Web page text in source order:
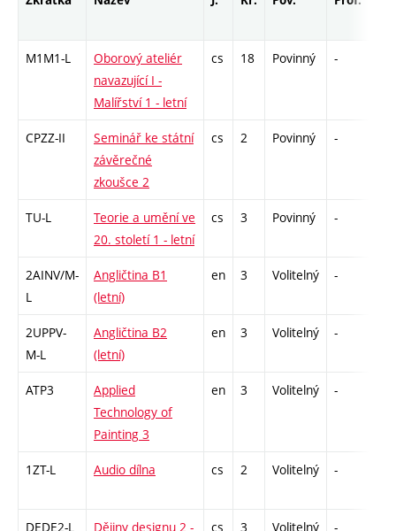
M1M1-L
Oborový ateliér
navazující I -
Malířství 1 - letní
cs 18 Povinný -
CPZZ-II
Seminář ke státní
závěrečné
zkoušce 2
cs 2 Povinný -
TU-L
Teorie a umění ve
20. století 1 - letní
cs 3 Povinný -
2AINV/M-
L
Angličtina B1
(letní)
en 3 Volitelný -
2UPPV-
M-L
Angličtina B2
(letní)
en 3 Volitelný -
ATP3
Applied
Technology of
Painting 3
en 3 Volitelný -
1ZT-L Audio dílna cs 2 Volitelný -
DEDE2-L
Dějiny designu 2 -
cs 3 Volitelný -